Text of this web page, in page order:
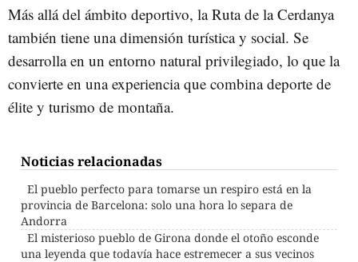
Más allá del ámbito deportivo, la Ruta de la Cerdanya
también tiene una dimensión turística y social. Se
desarrolla en un entorno natural privilegiado, lo que la
convierte en una experiencia que combina deporte de
élite y turismo de montaña.
Noticias relacionadas
El pueblo perfecto para tomarse un respiro está en la
provincia de Barcelona: solo una hora lo separa de
Andorra
El misterioso pueblo de Girona donde el otoño esconde
una leyenda que todavía hace estremecer a sus vecinos